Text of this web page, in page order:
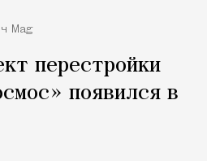
Mag
перестройки
появился в